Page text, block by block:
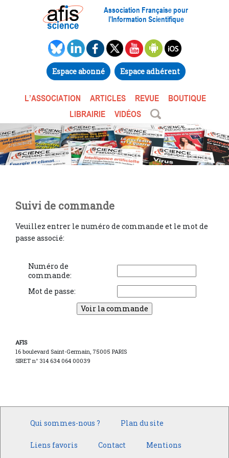
Association Française pour
l’Information Scientifique
Espace abonné Espace adhérent
L’ASSOCIATION ARTICLES REVUE
BOUTIQUE
LIBRAIRIE
VIDÉOS
Suivi de commande
Veuillez entrer le numéro de commande et le mot de
passe associé:
Numéro de
commande:
Mot de passe:
AFIS
16 boulevard Saint-Germain, 75005 PARIS
SIRET n° 314 634 064 00039
Qui sommes-nous ? Plan du site
Liens favoris Contact Mentions